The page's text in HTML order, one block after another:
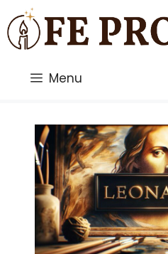
Saltar
al
contenido
Menu